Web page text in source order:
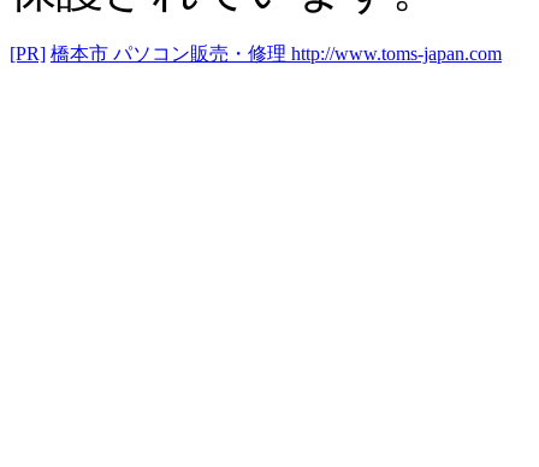
[PR] 橋本市 パソコン販売・修理 http://www.toms-japan.com